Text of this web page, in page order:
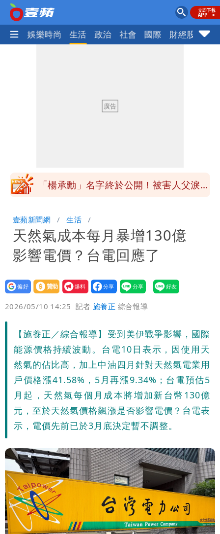
熱門 娛樂時尚 生活 政治 社會 國際 財經股市
內馬爾開到「寶可夢神包」後徹底入坑
女師右眼虹膜斷裂恐失明
「楊承勳」名字終於公開！被害人父淚喊
員收益變化
內馬爾開到「寶可夢神包」後徹底入坑
砸重金再買一整桌卡盒
壹蘋新聞網 生活
天然氣成本每月暴增130億
影響電價？台電回應了
設為
贊助
我要
爆料
2026/05/10 14:25 記者施養正 綜合報導
【施養正／綜合報導】受到美伊戰爭影響，國際
能源價格持續波動。台電10日表示，因使用天
然氣的佔比高，加上中油四月針對天然氣電業用
戶價格漲41.58%，5月再漲9.34%；台電預估5
月起，天然氣每個月成本將增加新台幣130億
元，至於天然氣價格飆漲是否影響電價？台電表
示，電價先前已於3月底決定暫不調整。